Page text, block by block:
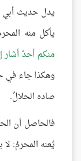
يدل حديث أبي
يأكل منه
منكم أحدٌ أشار
وهكذا جاء في
صاده الحلالُ.
فالحاصل أن
يُعنه المحرمُ: لا